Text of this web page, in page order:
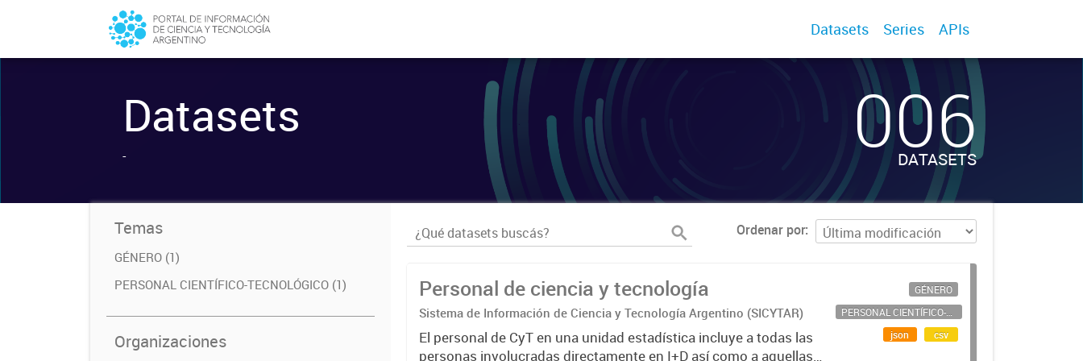
Datasets Series APIs
Datasets
- 006
DATASETS
Temas
GÉNERO (1)
PERSONAL CIENTÍFICO-TECNOLÓGICO (1)
Organizaciones
Ordenar por
Personal de ciencia y tecnología
Sistema de Información de Ciencia y Tecnología Argentino (SICYTAR)
El personal de CyT en una unidad estadística incluye a todas las
personas involucradas directamente en I+D así como a aquellas
GÉNERO
PERSONAL CIENTÍFICO-TECNOLÓGICO
json
csv